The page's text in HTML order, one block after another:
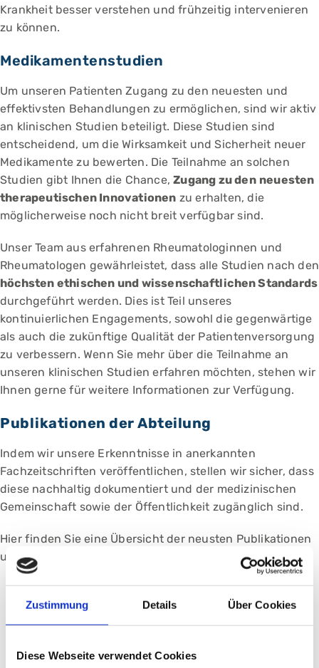
Zustimmung Details Über Cookies
Diese Webseite verwendet Cookies
Krankheit besser verstehen und frühzeitig intervenieren
zu können.
Medikamentenstudien
Um unseren Patienten Zugang zu den neuesten und
effektivsten Behandlungen zu ermöglichen, sind wir aktiv
an klinischen Studien beteiligt. Diese Studien sind
entscheidend, um die Wirksamkeit und Sicherheit neuer
Medikamente zu bewerten. Die Teilnahme an solchen
Studien gibt Ihnen die Chance,Zugang zu den neuesten
therapeutischen Innovationen zu erhalten, die
möglicherweise noch nicht breit verfügbar sind.
Unser Team aus erfahrenen Rheumatologinnen und
Rheumatologen gewährleistet, dass alle Studien nach den
höchsten ethischen und wissenschaftlichen Standards
durchgeführt werden. Dies ist Teil unseres
kontinuierlichen Engagements, sowohl die gegenwärtige
als auch die zukünftige Qualität der Patientenversorgung
zu verbessern. Wenn Sie mehr über die Teilnahme an
unseren klinischen Studien erfahren möchten, stehen wir
Ihnen gerne für weitere Informationen zur Verfügung.
Publikationen der Abteilung
Indem wir unsere Erkenntnisse in anerkannten
Fachzeitschriften veröffentlichen, stellen wir sicher, dass
diese nachhaltig dokumentiert und der medizinischen
Gemeinschaft sowie der Öffentlichkeit zugänglich sind.
Hier finden Sie eine Übersicht der neusten Publikationen
unserer Abteilung:
Rech, J,...,Hueber, AJet al.
Abatacept inhibits inflammation and onset of
rheumatoid arthritis in individuals at high risk
double-blind, placebo-controlled trial. Lancet. 2024